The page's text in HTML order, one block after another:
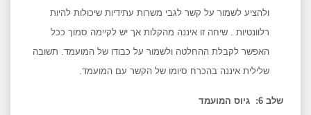
ולהציע לשמור על קשר לגבי משרות עתידיות שיכולות להיות
רלוונטיות . שיחה זו איננה מהקלות אך יש לקיימה סמוך ככל
האפשר לקבלת ההחלטה ולשמור על כבודו של המועמד. תשובה
שלילית איננה בהכרח סיומו של הקשר עם המועמד.
שלב 6: גיוס המועמד